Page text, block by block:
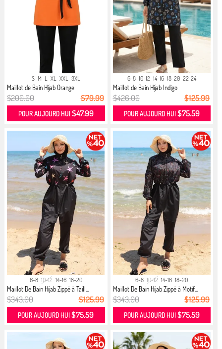
S M L XL XXL 3XL
Maillot de Bain Hijab Orange
$200.00 $79.99
POUR AUJOURD HUI $47.99
6-8 10-12 14-16 18-20 22-24
Maillot de Bain Hijab Indigo
$426.00 $125.99
POUR AUJOURD HUI $75.59
6-8 10-12 14-16 18-20
Maillot De Bain Hijab Zippé à Taill...
$343.00 $125.99
POUR AUJOURD HUI$75.59
6-8 10-12 14-16 18-20
Maillot De Bain Hijab Zippé à Motif...
$343.00 $125.99
POUR AUJOURD HUI $75.59